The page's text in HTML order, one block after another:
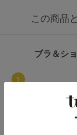
この商品
ブラ＆シ
1